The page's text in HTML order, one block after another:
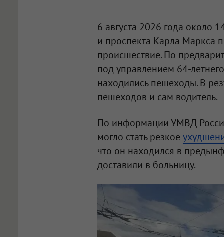
6 августа 2026 года около
и проспекта Карла Маркса
происшествие. По
под управлением 64-
находились пешеходы. В
пешеходов и сам водитель.
По информации УМВД
могло стать резкое
что он находился в
доставили в больницу.